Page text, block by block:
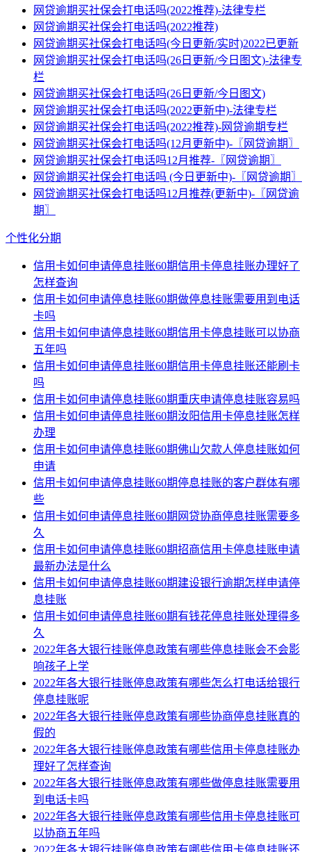
网贷逾期买社保会打电话吗(2022推荐)-法律专栏
网贷逾期买社保会打电话吗(2022推荐)
网贷逾期买社保会打电话吗(今日更新/实时)2022已更新
网贷逾期买社保会打电话吗(26日更新/今日图文)-法律专
栏
网贷逾期买社保会打电话吗(26日更新/今日图文)
网贷逾期买社保会打电话吗(2022更新中)-法律专栏
网贷逾期买社保会打电话吗(2022推荐)-网贷逾期专栏
网贷逾期买社保会打电话吗(12月更新中)-〖网贷逾期〗
网贷逾期买社保会打电话吗12月推荐-〖网贷逾期〗
网贷逾期买社保会打电话吗 (今日更新中)-〖网贷逾期〗
网贷逾期买社保会打电话吗12月推荐(更新中)-〖网贷逾
期〗
个性化分期
信用卡如何申请停息挂账60期信用卡停息挂账办理好了
怎样查询
信用卡如何申请停息挂账60期做停息挂账需要用到电话
卡吗
信用卡如何申请停息挂账60期信用卡停息挂账可以协商
五年吗
信用卡如何申请停息挂账60期信用卡停息挂账还能刷卡
吗
信用卡如何申请停息挂账60期重庆申请停息挂账容易吗
信用卡如何申请停息挂账60期汝阳信用卡停息挂账怎样
办理
信用卡如何申请停息挂账60期佛山欠款人停息挂账如何
申请
信用卡如何申请停息挂账60期停息挂账的客户群体有哪
些
信用卡如何申请停息挂账60期网贷协商停息挂账需要多
久
信用卡如何申请停息挂账60期招商信用卡停息挂账申请
最新办法是什么
信用卡如何申请停息挂账60期建设银行逾期怎样申请停
息挂账
信用卡如何申请停息挂账60期有钱花停息挂账处理得多
久
2022年各大银行挂账停息政策有哪些停息挂账会不会影
响孩子上学
2022年各大银行挂账停息政策有哪些怎么打电话给银行
停息挂账呢
2022年各大银行挂账停息政策有哪些协商停息挂账真的
假的
2022年各大银行挂账停息政策有哪些信用卡停息挂账办
理好了怎样查询
2022年各大银行挂账停息政策有哪些做停息挂账需要用
到电话卡吗
2022年各大银行挂账停息政策有哪些信用卡停息挂账可
以协商五年吗
2022年各大银行挂账停息政策有哪些信用卡停息挂账还